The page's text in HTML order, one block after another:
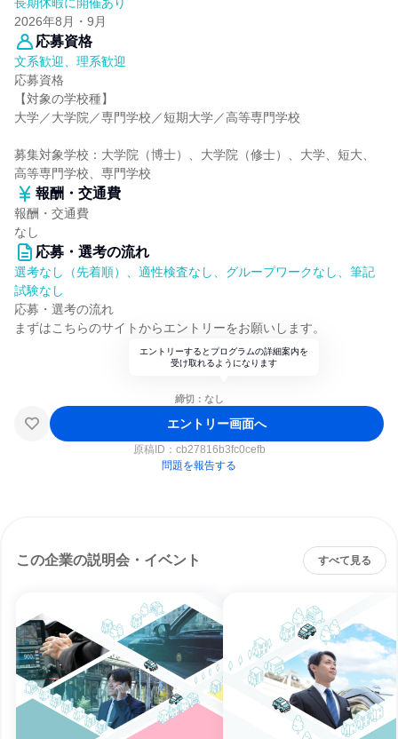
2026年8月・9月
応募資格
文系歓迎、理系歓迎
応募資格
【対象の学校種】
大学／大学院／専門学校／短期大学／高等専門学校
募集対象学校：大学院（博士）、大学院（修士）、大学、短大、
高等専門学校、専門学校
報酬・交通費
報酬・交通費
なし
応募・選考の流れ
選考なし（先着順）、適性検査なし、グループワークなし、筆記
試験なし
応募・選考の流れ
まずはこちらのサイトからエントリーをお願いします。
エントリーするとプログラムの詳細案内を
受け取れるようになります
締切：なし
エントリー画面へ
原稿ID： cb27816b3fc0cefb
問題を報告する
この企業の説明会・イベント すべて見る